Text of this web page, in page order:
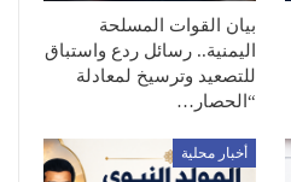
بيان القوات المسلحة
اليمنية.. رسائل ردع واستباق
للتصعيد وترسيخ لمعادلة
“الحصار…
أخبار محلية